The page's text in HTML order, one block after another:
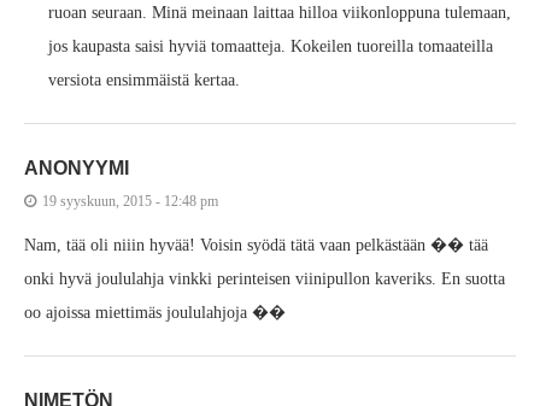
ruoan seuraan. Minä meinaan laittaa hilloa viikonloppuna tulemaan,
jos kaupasta saisi hyviä tomaatteja. Kokeilen tuoreilla tomaateilla
versiota ensimmäistä kertaa.
ANONYYMI
19 syyskuun, 2015 - 12:48 pm
Nam, tää oli niiin hyvää! Voisin syödä tätä vaan pelkästään �� tää
onki hyvä joululahja vinkki perinteisen viinipullon kaveriks. En suotta
oo ajoissa miettimäs joululahjoja ��
NIMETÖN